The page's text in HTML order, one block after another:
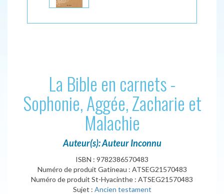
La Bible en carnets -
Sophonie, Aggée, Zacharie et
Malachie
Auteur(s): Auteur Inconnu
ISBN : 9782386570483
Numéro de produit Gatineau : ATSEG21570483
Numéro de produit St-Hyacinthe : ATSEG21570483
Sujet : Ancien testament